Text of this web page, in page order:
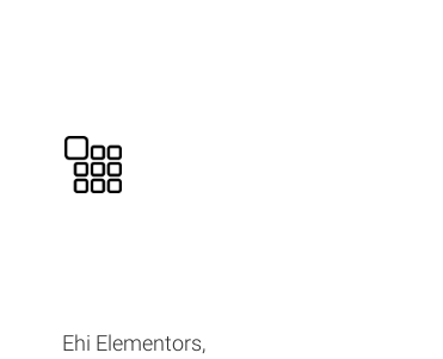
Ehi Elementors,